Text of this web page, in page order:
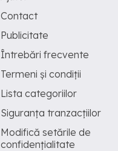
Contact
Publicitate
Întrebări frecvente
Termeni și condiții
Lista categoriilor
Siguranța tranzacțiilor
Modifică setările de
confidențialitate